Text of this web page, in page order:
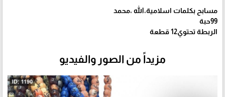
مسابح بكلمات اسلامية،الله ،محمد
99حبة
الربطة تحتوي12 قطعة
مزيداً من الصور والفيديو